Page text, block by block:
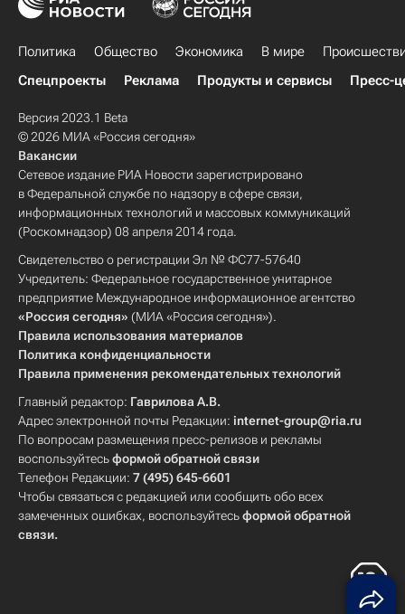
Политика Общество Экономика В мире
Спецпроекты
Реклама Продукты и сервисы Пресс-
Версия 2023.1 Beta
© 2026 МИА «Россия сегодня»
Вакансии
Сетевое издание РИА Новости зарегистрировано
в Федеральной службе по надзору в сфере связи,
информационных технологий и массовых коммуникаций
(Роскомнадзор) 08 апреля 2014 года.
Свидетельство о регистрации Эл № ФС77-57640
Учредитель: Федеральное государственное унитарное
предприятие Международное информационное агентство
«Россия сегодня» (МИА «Россия сегодня»).
Правила использования материалов
Политика конфиденциальности
Правила применения рекомендательных технологий
Главный редактор: Гаврилова А.В.
Адрес электронной почты Редакции: internet-group@ria.ru
По вопросам размещения пресс-релизов и рекламы
воспользуйтесьформой обратной связи
Телефон Редакции: 7 (495) 645-6601
Чтобы связаться с редакцией или сообщить обо всех
замеченных ошибках, воспользуйтесьформой обратной
связи.